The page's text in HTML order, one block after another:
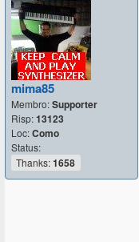
mima85
Membro:Supporter
Risp:13123
Loc:Como
Status:
Thanks:1658